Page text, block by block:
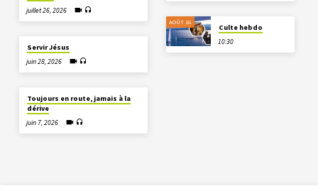
juillet 26, 2026
Servir Jésus
juin 28, 2026
Toujours en route, jamais à la
dérive
juin 7, 2026
AOÛT 16
Culte hebdo
10:30